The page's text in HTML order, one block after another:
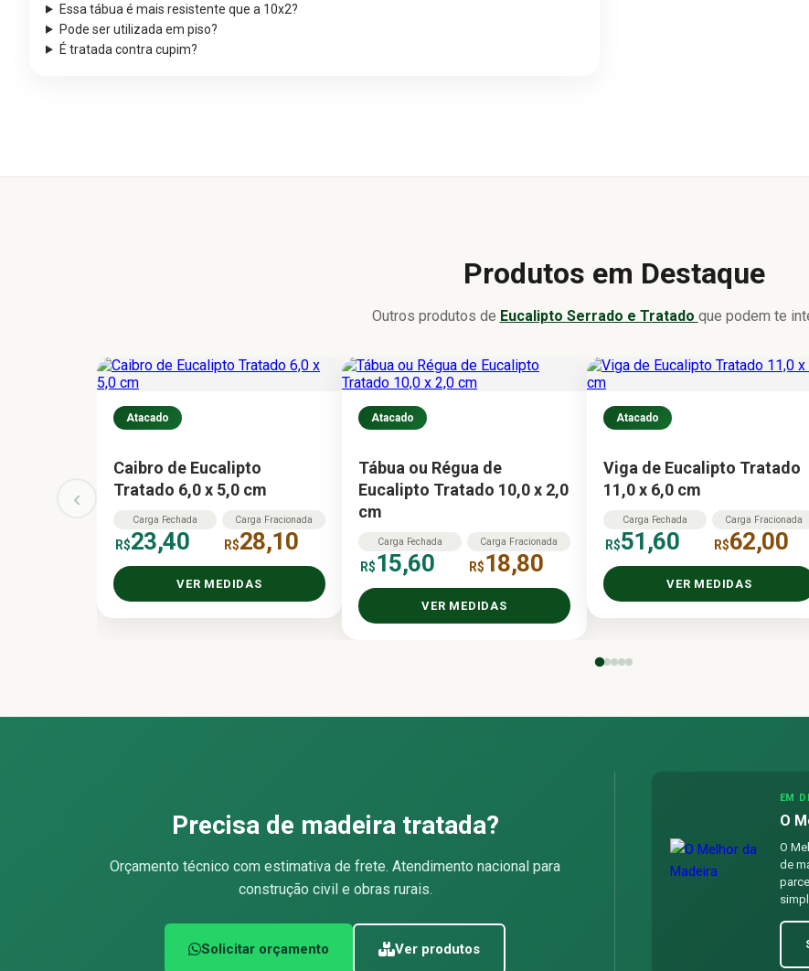
Essa tábua é mais resistente que a 10x2?
Pode ser utilizada em piso?
É tratada contra cupim?
Produtos em Destaque
Outros produtos de Eucalipto Serrado e Tratado que podem te
‹
Atacado
Caibro de Eucalipto
Tratado 6,0 x 5,0 cm
Carga Fechada
R$23,40
Carga Fracionada
R$28,10
VER MEDIDAS
Atacado
Tábua ou Régua de
Eucalipto Tratado 10,0 x 2,0
cm
Carga Fechada
R$15,60
Carga Fracionada
R$18,80
VER MEDIDAS
Atacado
Viga de Eucalipto Tratado
11,0 x 6,0 cm
Carga Fechada
R$51,60
Carga Fracionada
R$62,00
VER MEDIDAS
Precisa de madeira tratada?
Orçamento técnico com estimativa de frete. Atendimento nacional para
construção civil e obras rurais.
Solicitar orçamento Ver produtos
EM
O
O
de